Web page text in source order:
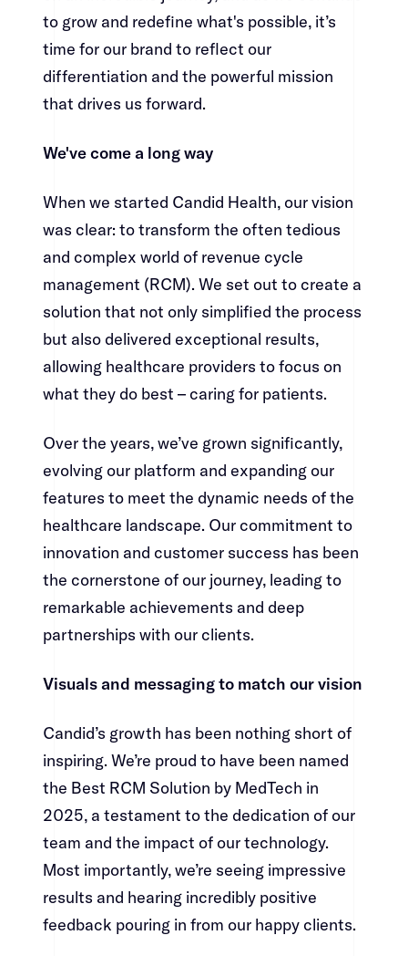
to grow and redefine what's possible, it’s
time for our brand to reflect our
differentiation and the powerful mission
that drives us forward.​​​​‌ ‍ ​‍​‍‌‍ ‌ ​‍‌‍‍‌‌‍‌ ‌‍‍‌‌‍ ‍​‍​‍​ ‍‍​‍​‍‌ ​ ‌‍​‌‌‍ ‍‌‍‍‌‌ ‌​‌ ‍‌​‍ ‍‌‍‍‌‌‍ ​‍​‍​‍ ​​‍​‍‌‍‍​‌ ​‍‌‍‌‌‌‍‌‍​‍​‍​ ‍‍​‍​‍‌‍‍​‌ ‌​‌ ‌​‌ ​​​ ‍‍​‍ ​‍ ‌‍ ​‌‍ ‌‍​ ‌‍​‌‌‍ ​‌‍‍​‌‍ ‌ ​ ‌ ‌​​ ‍‍​ ​ ​ ​ ​ ​ ​ ​ ​‍ ‌‍‍‌‌‍ ‍‌ ‌​‌‍‌‌‌‍ ‍‌ ‌​​‍ ‌‍‌‌‌‍‌​‌‍‍‌‌ ‌​​‍ ‌‍ ‌‌‍ ‌‍‌​‌‍‌‌​ ‌‌ ​​‌ ​‍‌‍‌‌‌ ​ ‌‍‌‌‌‍ ‍‌ ‌​‌‍​‌‌ ‌​‌‍‍‌‌‍ ‌‍ ‍​ ‍ ‌‍‍‌‌‍‌​​ ‌​ ‌‍‌‍‌‍​ ‍​​ ​​​ ​‌‌‍‌‍​ ​‌‌‍​ ​‍ ‌‌‍​ ​ ‌‌‌‍​‌​ ​ ​‍ ‌​ ‌​​ ​​​ ‌‍​ ​​​‍ ‌​ ‍‌​ ‌‌‌‍​‌​ ​​​‍ ‌​ ‌‍​ ‌​​ ‌​​ ‌‌‌‍​‍​ ​‍​ ‌ ‌‍​‌​ ​‌​ ​‍​ ​‍‌‍​‌​ ‍ ‌ ‌​‌ ‍‌‌ ​​‌‍‌‌​ ‌‌‍​‍‌‍ ​‌‍ ‌‍‌ ‌‌​​‌‍ ‌ ​ ‌ ‌​​ ‍ ‌ ​​‌‍​‌‌ ‌​‌‍‍​​ ‌‌‍​ ‌‍ ‌‍ ‍‌ ‌​‌‍‌‌‌‍ ‍‌ ‌​​‍‌‌​ ‌‌‌​​‍‌‌ ‌‍‍ ‌‍‌‌‌ ‍‌​‍‌‌​ ​ ‌​‌​​‍‌‌​ ​ ‌​‌​​‍‌‌​ ​‍​ ​‍‌‍​ ​ ​‍​ ​​​ ​‍​ ‌‍‌‍‌‌‌‍​ ​ ​‍‌‍​‍​ ‍‌‌‍​‍‌‍‌‌​‍‌‌​ ​‍​ ​‍​‍‌‌​ ‌‌‌​‌​​‍ ‍‌‍​ ‌‍‍​‌‍‍‌‌‍ ​‌‍‌​‌ ​‍‌‍‌‌‌‍ ‍​‍‌‌​ ‌‌‌​​‍‌‌ ‌‍‍ ‌‍‌‌‌ ‍‌​‍‌‌​ ​ ‌​‌​​‍‌‌​ ​ ‌​‌​​‍‌‌​ ​‍​ ​‍​ ‍‌‌‍​‌‌‍‌‌​ ‌‍‌‍‌‌​ ​‌​ ​​​ ​‍​ ​ ​ ​ ​ ‌‌​ ​‍​‍‌‌​ ​‍​ ​‍​‍‌‌​ ‌‌‌​‌​​‍ ‍‌ ‌​‌‍‌‌‌ ‍​‌ ‌​​ ‌‍​‍‌‍​‌‌ ​ ‌‍‌‌‌‌‌‌‌ ​‍‌‍ ​​ ‌‌‍‍​‌ ‌​‌ ‌​‌ ​​​‍‌‌​ ​ ‌​​‌​‍‌‌​ ​‍‌​‌‍​‍‌‌​ ​‍‌​‌‍‌‍ ​‌‍ ‌‍​ ‌‍​‌‌‍ ​‌‍‍​‌‍ ‌ ​ ‌ ‌​​‍‌‌​ ​ ‌​​‌​ ​ ​ ​ ​ ​ ​ ​ ​‍‌‍‌‍‍‌‌‍‌​​ ‌​ ‌‍‌‍‌‍​ ‍​​ ​​​ ​‌‌‍‌‍​ ​‌‌‍​ ​‍ ‌‌‍​ ​ ‌‌‌‍​‌​ ​ ​‍ ‌​ ‌​​ ​​​ ‌‍​ ​​​‍ ‌​ ‍‌​ ‌‌‌‍​‌​ ​​​‍ ‌​ ‌‍​ ‌​​ ‌​​ ‌‌‌‍​‍​ ​‍​ ‌ ‌‍​‌​ ​‌​ ​‍​ ​‍‌‍​‌​‍‌‍‌ ‌​‌ ‍‌‌ ​​‌‍‌‌​ ‌‌‍​‍‌‍ ​‌‍ ‌‍‌ ‌‌​​‌‍ ‌ ​ ‌ ‌​​‍‌‍‌ ​​‌‍​‌‌ ‌​‌‍‍​​ ‌‌‍​ ‌‍ ‌‍ ‍‌ ‌​‌‍‌‌‌‍ ‍‌ ‌​​‍‌‌​ ‌‌‌​​‍‌‌ ‌‍‍ ‌‍‌‌‌ ‍‌​‍‌‌​ ​ ‌​‌​​‍‌‌​ ​ ‌​‌​​‍‌‌​ ​‍​ ​‍‌‍​ ​ ​‍​ ​​​ ​‍​ ‌‍‌‍‌‌‌‍​ ​ ​‍‌‍​‍​ ‍‌‌‍​‍‌‍‌‌​‍‌‌​ ​‍​ ​‍​‍‌‌​ ‌‌‌​‌​​‍ ‍‌‍​ ‌‍‍​‌‍‍‌‌‍ ​‌‍‌​‌ ​‍‌‍‌‌‌‍ ‍​‍‌‌​ ‌‌‌​​‍‌‌ ‌‍‍ ‌‍‌‌‌ ‍‌​‍‌‌​ ​ ‌​‌​​‍‌‌​ ​ ‌​‌​​‍‌‌​ ​‍​ ​‍​ ‍‌‌‍​‌‌‍‌‌​ ‌‍‌‍‌‌​ ​‌​ ​​​ ​‍​ ​ ​ ​ ​ ‌‌​ ​‍​‍‌‌​ ​‍​ ​‍​‍‌‌​ ‌‌‌​‌​​‍ ‍‌ ‌​‌‍‌‌‌ ‍​‌ ‌​​‍‌‍‌ ​​‌‍‌‌‌ ​‍‌ ​ ‌ ​​‌‍‌‌‌‍​ ‌ ‌​‌‍‍‌‌ ‌‍‌‍‌‌​ ‌‌ ​​‌ ‌‌‌‍​‍‌‍ ​‌‍‍‌‌ ​ ‌‍‍​‌‍‌‌‌‍‌​​‍​‍‌ ‌
We've come a long way​​​​‌ ‍ ​‍​‍‌‍ ‌ ​‍‌‍‍‌‌‍‌ ‌‍‍‌‌‍ ‍​‍​‍​ ‍‍​‍​‍‌ ​ ‌‍​‌‌‍ ‍‌‍‍‌‌ ‌​‌ ‍‌​‍ ‍‌‍‍‌‌‍ ​‍​‍​‍ ​​‍​‍‌‍‍​‌ ​‍‌‍‌‌‌‍‌‍​‍​‍​ ‍‍​‍​‍‌‍‍​‌ ‌​‌ ‌​‌ ​​​ ‍‍​‍ ​‍ ‌‍ ​‌‍ ‌‍​ ‌‍​‌‌‍ ​‌‍‍​‌‍ ‌ ​ ‌ ‌​​ ‍‍​ ​ ​ ​ ​ ​ ​ ​ ​‍ ‌‍‍‌‌‍ ‍‌ ‌​‌‍‌‌‌‍ ‍‌ ‌​​‍ ‌‍‌‌‌‍‌​‌‍‍‌‌ ‌​​‍ ‌‍ ‌‌‍ ‌‍‌​‌‍‌‌​ ‌‌ ​​‌ ​‍‌‍‌‌‌ ​ ‌‍‌‌‌‍ ‍‌ ‌​‌‍​‌‌ ‌​‌‍‍‌‌‍ ‌‍ ‍​ ‍ ‌‍‍‌‌‍‌​​ ‌​ ‌‍‌‍‌‍​ ‍​​ ​​​ ​‌‌‍‌‍​ ​‌‌‍​ ​‍ ‌‌‍​ ​ ‌‌‌‍​‌​ ​ ​‍ ‌​ ‌​​ ​​​ ‌‍​ ​​​‍ ‌​ ‍‌​ ‌‌‌‍​‌​ ​​​‍ ‌​ ‌‍​ ‌​​ ‌​​ ‌‌‌‍​‍​ ​‍​ ‌ ‌‍​‌​ ​‌​ ​‍​ ​‍‌‍​‌​ ‍ ‌ ‌​‌ ‍‌‌ ​​‌‍‌‌​ ‌‌‍​‍‌‍ ​‌‍ ‌‍‌ ‌‌​​‌‍ ‌ ​ ‌ ‌​​ ‍ ‌ ​​‌‍​‌‌ ‌​‌‍‍​​ ‌‌‍​ ‌‍ ‌‍ ‍‌ ‌​‌‍‌‌‌‍ ‍‌ ‌​​‍‌‌​ ‌‌‌​​‍‌‌ ‌‍‍ ‌‍‌‌‌ ‍‌​‍‌‌​ ​ ‌​‌​​‍‌‌​ ​ ‌​‌​​‍‌‌​ ​‍​ ​‍​ ‌​​ ​‍​ ‌ ​ ‍‌​ ‌‍​ ‍​‌‍​‍‌‍​ ​ ‌ ​ ‌ ​ ​‌​ ​‍​‍‌‌​ ​‍​ ​‍​‍‌‌​ ‌‌‌​‌​​‍ ‍‌‍​ ‌‍‍​‌‍‍‌‌‍ ​‌‍‌​‌ ​‍‌‍‌‌‌‍ ‍​‍‌‌​ ‌‌‌​​‍‌‌ ‌‍‍ ‌‍‌‌‌ ‍‌​‍‌‌​ ​ ‌​‌​​‍‌‌​ ​ ‌​‌​​‍‌‌​ ​‍​ ​‍​ ‌​‌‍‌‌‌‍‌‌‌‍‌‌​ ‍‌​ ​ ​ ​ ‌‍‌‍‌‍‌‌‌‍​‍‌‍​ ‌‍​‍​‍‌‌​ ​‍​ ​‍​‍‌‌​ ‌‌‌​‌​​‍ ‍‌ ‌​‌‍‌‌‌ ‍​‌ ‌​​ ‌‍​‍‌‍​‌‌ ​ ‌‍‌‌‌‌‌‌‌ ​‍‌‍ ​​ ‌‌‍‍​‌ ‌​‌ ‌​‌ ​​​‍‌‌​ ​ ‌​​‌​‍‌‌​ ​‍‌​‌‍​‍‌‌​ ​‍‌​‌‍‌‍ ​‌‍ ‌‍​ ‌‍​‌‌‍ ​‌‍‍​‌‍ ‌ ​ ‌ ‌​​‍‌‌​ ​ ‌​​‌​ ​ ​ ​ ​ ​ ​ ​ ​‍‌‍‌‍‍‌‌‍‌​​ ‌​ ‌‍‌‍‌‍​ ‍​​ ​​​ ​‌‌‍‌‍​ ​‌‌‍​ ​‍ ‌‌‍​ ​ ‌‌‌‍​‌​ ​ ​‍ ‌​ ‌​​ ​​​ ‌‍​ ​​​‍ ‌​ ‍‌​ ‌‌‌‍​‌​ ​​​‍ ‌​ ‌‍​ ‌​​ ‌​​ ‌‌‌‍​‍​ ​‍​ ‌ ‌‍​‌​ ​‌​ ​‍​ ​‍‌‍​‌​‍‌‍‌ ‌​‌ ‍‌‌ ​​‌‍‌‌​ ‌‌‍​‍‌‍ ​‌‍ ‌‍‌ ‌‌​​‌‍ ‌ ​ ‌ ‌​​‍‌‍‌ ​​‌‍​‌‌ ‌​‌‍‍​​ ‌‌‍​ ‌‍ ‌‍ ‍‌ ‌​‌‍‌‌‌‍ ‍‌ ‌​​‍‌‌​ ‌‌‌​​‍‌‌ ‌‍‍ ‌‍‌‌‌ ‍‌​‍‌‌​ ​ ‌​‌​​‍‌‌​ ​ ‌​‌​​‍‌‌​ ​‍​ ​‍​ ‌​​ ​‍​ ‌ ​ ‍‌​ ‌‍​ ‍​‌‍​‍‌‍​ ​ ‌ ​ ‌ ​ ​‌​ ​‍​‍‌‌​ ​‍​ ​‍​‍‌‌​ ‌‌‌​‌​​‍ ‍‌‍​ ‌‍‍​‌‍‍‌‌‍ ​‌‍‌​‌ ​‍‌‍‌‌‌‍ ‍​‍‌‌​ ‌‌‌​​‍‌‌ ‌‍‍ ‌‍‌‌‌ ‍‌​‍‌‌​ ​ ‌​‌​​‍‌‌​ ​ ‌​‌​​‍‌‌​ ​‍​ ​‍​ ‌​‌‍‌‌‌‍‌‌‌‍‌‌​ ‍‌​ ​ ​ ​ ‌‍‌‍‌‍‌‌‌‍​‍‌‍​ ‌‍​‍​‍‌‌​ ​‍​ ​‍​‍‌‌​ ‌‌‌​‌​​‍ ‍‌ ‌​‌‍‌‌‌ ‍​‌ ‌​​‍‌‍‌ ​​‌‍‌‌‌ ​‍‌ ​ ‌ ​​‌‍‌‌‌‍​ ‌ ‌​‌‍‍‌‌ ‌‍‌‍‌‌​ ‌‌ ​​‌ ‌‌‌‍​‍‌‍ ​‌‍‍‌‌ ​ ‌‍‍​‌‍‌‌‌‍‌​​‍​‍‌ ‌
When we started Candid Health, our vision
was clear: to transform the often tedious
and complex world of revenue cycle
management (RCM). We set out to create a
solution that not only simplified the process
but also delivered exceptional results,
allowing healthcare providers to focus on
what they do best – caring for patients.​​​​‌ ‍ ​‍​‍‌‍ ‌ ​‍‌‍‍‌‌‍‌ ‌‍‍‌‌‍ ‍​‍​‍​ ‍‍​‍​‍‌ ​ ‌‍​‌‌‍ ‍‌‍‍‌‌ ‌​‌ ‍‌​‍ ‍‌‍‍‌‌‍ ​‍​‍​‍ ​​‍​‍‌‍‍​‌ ​‍‌‍‌‌‌‍‌‍​‍​‍​ ‍‍​‍​‍‌‍‍​‌ ‌​‌ ‌​‌ ​​​ ‍‍​‍ ​‍ ‌‍ ​‌‍ ‌‍​ ‌‍​‌‌‍ ​‌‍‍​‌‍ ‌ ​ ‌ ‌​​ ‍‍​ ​ ​ ​ ​ ​ ​ ​ ​‍ ‌‍‍‌‌‍ ‍‌ ‌​‌‍‌‌‌‍ ‍‌ ‌​​‍ ‌‍‌‌‌‍‌​‌‍‍‌‌ ‌​​‍ ‌‍ ‌‌‍ ‌‍‌​‌‍‌‌​ ‌‌ ​​‌ ​‍‌‍‌‌‌ ​ ‌‍‌‌‌‍ ‍‌ ‌​‌‍​‌‌ ‌​‌‍‍‌‌‍ ‌‍ ‍​ ‍ ‌‍‍‌‌‍‌​​ ‌​ ‌‍‌‍‌‍​ ‍​​ ​​​ ​‌‌‍‌‍​ ​‌‌‍​ ​‍ ‌‌‍​ ​ ‌‌‌‍​‌​ ​ ​‍ ‌​ ‌​​ ​​​ ‌‍​ ​​​‍ ‌​ ‍‌​ ‌‌‌‍​‌​ ​​​‍ ‌​ ‌‍​ ‌​​ ‌​​ ‌‌‌‍​‍​ ​‍​ ‌ ‌‍​‌​ ​‌​ ​‍​ ​‍‌‍​‌​ ‍ ‌ ‌​‌ ‍‌‌ ​​‌‍‌‌​ ‌‌‍​‍‌‍ ​‌‍ ‌‍‌ ‌‌​​‌‍ ‌ ​ ‌ ‌​​ ‍ ‌ ​​‌‍​‌‌ ‌​‌‍‍​​ ‌‌‍​ ‌‍ ‌‍ ‍‌ ‌​‌‍‌‌‌‍ ‍‌ ‌​​‍‌‌​ ‌‌‌​​‍‌‌ ‌‍‍ ‌‍‌‌‌ ‍‌​‍‌‌​ ​ ‌​‌​​‍‌‌​ ​ ‌​‌​​‍‌‌​ ​‍​ ​‍‌‍‌​‌‍​ ​ ‌‍​ ‍​‌‍‌‌​ ‍‌‌‍‌‌​ ​ ​ ‌ ​ ‌‍​ ​ ​ ​ ​‍‌‌​ ​‍​ ​‍​‍‌‌​ ‌‌‌​‌​​‍ ‍‌‍​ ‌‍‍​‌‍‍‌‌‍ ​‌‍‌​‌ ​‍‌‍‌‌‌‍ ‍​‍‌‌​ ‌‌‌​​‍‌‌ ‌‍‍ ‌‍‌‌‌ ‍‌​‍‌‌​ ​ ‌​‌​​‍‌‌​ ​ ‌​‌​​‍‌‌​ ​‍​ ​‍‌‍‌‍​ ‌​​ ​‌​ ‌ ​ ​‍​ ‌ ​ ‌ ​ ‌‌​ ‍‌‌‍‌‌‌‍‌‌‌‍‌​​‍‌‌​ ​‍​ ​‍​‍‌‌​ ‌‌‌​‌​​‍ ‍‌ ‌​‌‍‌‌‌ ‍​‌ ‌​​ ‌‍​‍‌‍​‌‌ ​ ‌‍‌‌‌‌‌‌‌ ​‍‌‍ ​​ ‌‌‍‍​‌ ‌​‌ ‌​‌ ​​​‍‌‌​ ​ ‌​​‌​‍‌‌​ ​‍‌​‌‍​‍‌‌​ ​‍‌​‌‍‌‍ ​‌‍ ‌‍​ ‌‍​‌‌‍ ​‌‍‍​‌‍ ‌ ​ ‌ ‌​​‍‌‌​ ​ ‌​​‌​ ​ ​ ​ ​ ​ ​ ​ ​‍‌‍‌‍‍‌‌‍‌​​ ‌​ ‌‍‌‍‌‍​ ‍​​ ​​​ ​‌‌‍‌‍​ ​‌‌‍​ ​‍ ‌‌‍​ ​ ‌‌‌‍​‌​ ​ ​‍ ‌​ ‌​​ ​​​ ‌‍​ ​​​‍ ‌​ ‍‌​ ‌‌‌‍​‌​ ​​​‍ ‌​ ‌‍​ ‌​​ ‌​​ ‌‌‌‍​‍​ ​‍​ ‌ ‌‍​‌​ ​‌​ ​‍​ ​‍‌‍​‌​‍‌‍‌ ‌​‌ ‍‌‌ ​​‌‍‌‌​ ‌‌‍​‍‌‍ ​‌‍ ‌‍‌ ‌‌​​‌‍ ‌ ​ ‌ ‌​​‍‌‍‌ ​​‌‍​‌‌ ‌​‌‍‍​​ ‌‌‍​ ‌‍ ‌‍ ‍‌ ‌​‌‍‌‌‌‍ ‍‌ ‌​​‍‌‌​ ‌‌‌​​‍‌‌ ‌‍‍ ‌‍‌‌‌ ‍‌​‍‌‌​ ​ ‌​‌​​‍‌‌​ ​ ‌​‌​​‍‌‌​ ​‍​ ​‍‌‍‌​‌‍​ ​ ‌‍​ ‍​‌‍‌‌​ ‍‌‌‍‌‌​ ​ ​ ‌ ​ ‌‍​ ​ ​ ​ ​‍‌‌​ ​‍​ ​‍​‍‌‌​ ‌‌‌​‌​​‍ ‍‌‍​ ‌‍‍​‌‍‍‌‌‍ ​‌‍‌​‌ ​‍‌‍‌‌‌‍ ‍​‍‌‌​ ‌‌‌​​‍‌‌ ‌‍‍ ‌‍‌‌‌ ‍‌​‍‌‌​ ​ ‌​‌​​‍‌‌​ ​ ‌​‌​​‍‌‌​ ​‍​ ​‍‌‍‌‍​ ‌​​ ​‌​ ‌ ​ ​‍​ ‌ ​ ‌ ​ ‌‌​ ‍‌‌‍‌‌‌‍‌‌‌‍‌​​‍‌‌​ ​‍​ ​‍​‍‌‌​ ‌‌‌​‌​​‍ ‍‌ ‌​‌‍‌‌‌ ‍​‌ ‌​​‍‌‍‌ ​​‌‍‌‌‌ ​‍‌ ​ ‌ ​​‌‍‌‌‌‍​ ‌ ‌​‌‍‍‌‌ ‌‍‌‍‌‌​ ‌‌ ​​‌ ‌‌‌‍​‍‌‍ ​‌‍‍‌‌ ​ ‌‍‍​‌‍‌‌‌‍‌​​‍​‍‌ ‌
Over the years, we’ve grown significantly,
evolving our platform and expanding our
features to meet the dynamic needs of the
healthcare landscape. Our commitment to
innovation and customer success has been
the cornerstone of our journey, leading to
remarkable achievements and deep
partnerships with our clients.​​​​‌ ‍ ​‍​‍‌‍ ‌ ​‍‌‍‍‌‌‍‌ ‌‍‍‌‌‍ ‍​‍​‍​ ‍‍​‍​‍‌ ​ ‌‍​‌‌‍ ‍‌‍‍‌‌ ‌​‌ ‍‌​‍ ‍‌‍‍‌‌‍ ​‍​‍​‍ ​​‍​‍‌‍‍​‌ ​‍‌‍‌‌‌‍‌‍​‍​‍​ ‍‍​‍​‍‌‍‍​‌ ‌​‌ ‌​‌ ​​​ ‍‍​‍ ​‍ ‌‍ ​‌‍ ‌‍​ ‌‍​‌‌‍ ​‌‍‍​‌‍ ‌ ​ ‌ ‌​​ ‍‍​ ​ ​ ​ ​ ​ ​ ​ ​‍ ‌‍‍‌‌‍ ‍‌ ‌​‌‍‌‌‌‍ ‍‌ ‌​​‍ ‌‍‌‌‌‍‌​‌‍‍‌‌ ‌​​‍ ‌‍ ‌‌‍ ‌‍‌​‌‍‌‌​ ‌‌ ​​‌ ​‍‌‍‌‌‌ ​ ‌‍‌‌‌‍ ‍‌ ‌​‌‍​‌‌ ‌​‌‍‍‌‌‍ ‌‍ ‍​ ‍ ‌‍‍‌‌‍‌​​ ‌​ ‌‍‌‍‌‍​ ‍​​ ​​​ ​‌‌‍‌‍​ ​‌‌‍​ ​‍ ‌‌‍​ ​ ‌‌‌‍​‌​ ​ ​‍ ‌​ ‌​​ ​​​ ‌‍​ ​​​‍ ‌​ ‍‌​ ‌‌‌‍​‌​ ​​​‍ ‌​ ‌‍​ ‌​​ ‌​​ ‌‌‌‍​‍​ ​‍​ ‌ ‌‍​‌​ ​‌​ ​‍​ ​‍‌‍​‌​ ‍ ‌ ‌​‌ ‍‌‌ ​​‌‍‌‌​ ‌‌‍​‍‌‍ ​‌‍ ‌‍‌ ‌‌​​‌‍ ‌ ​ ‌ ‌​​ ‍ ‌ ​​‌‍​‌‌ ‌​‌‍‍​​ ‌‌‍​ ‌‍ ‌‍ ‍‌ ‌​‌‍‌‌‌‍ ‍‌ ‌​​‍‌‌​ ‌‌‌​​‍‌‌ ‌‍‍ ‌‍‌‌‌ ‍‌​‍‌‌​ ​ ‌​‌​​‍‌‌​ ​ ‌​‌​​‍‌‌​ ​‍​ ​‍‌‍​ ​ ‌‌​ ‌‌‌‍​‌‌‍‌‍​ ‌‍‌‍‌​‌‍​ ​ ​‍‌‍​ ‌‍​ ​ ‍​​‍‌‌​ ​‍​ ​‍​‍‌‌​ ‌‌‌​‌​​‍ ‍‌‍​ ‌‍‍​‌‍‍‌‌‍ ​‌‍‌​‌ ​‍‌‍‌‌‌‍ ‍​‍‌‌​ ‌‌‌​​‍‌‌ ‌‍‍ ‌‍‌‌‌ ‍‌​‍‌‌​ ​ ‌​‌​​‍‌‌​ ​ ‌​‌​​‍‌‌​ ​‍​ ​‍​ ​​​ ​‍‌‍‌​​ ‍‌​ ​​​ ‌‌​ ​​‌‍‌​‌‍‌​​ ​‍​ ‌‌​ ‍​​‍‌‌​ ​‍​ ​‍​‍‌‌​ ‌‌‌​‌​​‍ ‍‌ ‌​‌‍‌‌‌ ‍​‌ ‌​​ ‌‍​‍‌‍​‌‌ ​ ‌‍‌‌‌‌‌‌‌ ​‍‌‍ ​​ ‌‌‍‍​‌ ‌​‌ ‌​‌ ​​​‍‌‌​ ​ ‌​​‌​‍‌‌​ ​‍‌​‌‍​‍‌‌​ ​‍‌​‌‍‌‍ ​‌‍ ‌‍​ ‌‍​‌‌‍ ​‌‍‍​‌‍ ‌ ​ ‌ ‌​​‍‌‌​ ​ ‌​​‌​ ​ ​ ​ ​ ​ ​ ​ ​‍‌‍‌‍‍‌‌‍‌​​ ‌​ ‌‍‌‍‌‍​ ‍​​ ​​​ ​‌‌‍‌‍​ ​‌‌‍​ ​‍ ‌‌‍​ ​ ‌‌‌‍​‌​ ​ ​‍ ‌​ ‌​​ ​​​ ‌‍​ ​​​‍ ‌​ ‍‌​ ‌‌‌‍​‌​ ​​​‍ ‌​ ‌‍​ ‌​​ ‌​​ ‌‌‌‍​‍​ ​‍​ ‌ ‌‍​‌​ ​‌​ ​‍​ ​‍‌‍​‌​‍‌‍‌ ‌​‌ ‍‌‌ ​​‌‍‌‌​ ‌‌‍​‍‌‍ ​‌‍ ‌‍‌ ‌‌​​‌‍ ‌ ​ ‌ ‌​​‍‌‍‌ ​​‌‍​‌‌ ‌​‌‍‍​​ ‌‌‍​ ‌‍ ‌‍ ‍‌ ‌​‌‍‌‌‌‍ ‍‌ ‌​​‍‌‌​ ‌‌‌​​‍‌‌ ‌‍‍ ‌‍‌‌‌ ‍‌​‍‌‌​ ​ ‌​‌​​‍‌‌​ ​ ‌​‌​​‍‌‌​ ​‍​ ​‍‌‍​ ​ ‌‌​ ‌‌‌‍​‌‌‍‌‍​ ‌‍‌‍‌​‌‍​ ​ ​‍‌‍​ ‌‍​ ​ ‍​​‍‌‌​ ​‍​ ​‍​‍‌‌​ ‌‌‌​‌​​‍ ‍‌‍​ ‌‍‍​‌‍‍‌‌‍ ​‌‍‌​‌ ​‍‌‍‌‌‌‍ ‍​‍‌‌​ ‌‌‌​​‍‌‌ ‌‍‍ ‌‍‌‌‌ ‍‌​‍‌‌​ ​ ‌​‌​​‍‌‌​ ​ ‌​‌​​‍‌‌​ ​‍​ ​‍​ ​​​ ​‍‌‍‌​​ ‍‌​ ​​​ ‌‌​ ​​‌‍‌​‌‍‌​​ ​‍​ ‌‌​ ‍​​‍‌‌​ ​‍​ ​‍​‍‌‌​ ‌‌‌​‌​​‍ ‍‌ ‌​‌‍‌‌‌ ‍​‌ ‌​​‍‌‍‌ ​​‌‍‌‌‌ ​‍‌ ​ ‌ ​​‌‍‌‌‌‍​ ‌ ‌​‌‍‍‌‌ ‌‍‌‍‌‌​ ‌‌ ​​‌ ‌‌‌‍​‍‌‍ ​‌‍‍‌‌ ​ ‌‍‍​‌‍‌‌‌‍‌​​‍​‍‌ ‌
Visuals and messaging to match our vision​​​​‌ ‍ ​‍​‍‌‍ ‌ ​‍‌‍‍‌‌‍‌ ‌‍‍‌‌‍ ‍​‍​‍​ ‍‍​‍​‍‌ ​ ‌‍​‌‌‍ ‍‌‍‍‌‌ ‌​‌ ‍‌​‍ ‍‌‍‍‌‌‍ ​‍​‍​‍ ​​‍​‍‌‍‍​‌ ​‍‌‍‌‌‌‍‌‍​‍​‍​ ‍‍​‍​‍‌‍‍​‌ ‌​‌ ‌​‌ ​​​ ‍‍​‍ ​‍ ‌‍ ​‌‍ ‌‍​ ‌‍​‌‌‍ ​‌‍‍​‌‍ ‌ ​ ‌ ‌​​ ‍‍​ ​ ​ ​ ​ ​ ​ ​ ​‍ ‌‍‍‌‌‍ ‍‌ ‌​‌‍‌‌‌‍ ‍‌ ‌​​‍ ‌‍‌‌‌‍‌​‌‍‍‌‌ ‌​​‍ ‌‍ ‌‌‍ ‌‍‌​‌‍‌‌​ ‌‌ ​​‌ ​‍‌‍‌‌‌ ​ ‌‍‌‌‌‍ ‍‌ ‌​‌‍​‌‌ ‌​‌‍‍‌‌‍ ‌‍ ‍​ ‍ ‌‍‍‌‌‍‌​​ ‌​ ‌‍‌‍‌‍​ ‍​​ ​​​ ​‌‌‍‌‍​ ​‌‌‍​ ​‍ ‌‌‍​ ​ ‌‌‌‍​‌​ ​ ​‍ ‌​ ‌​​ ​​​ ‌‍​ ​​​‍ ‌​ ‍‌​ ‌‌‌‍​‌​ ​​​‍ ‌​ ‌‍​ ‌​​ ‌​​ ‌‌‌‍​‍​ ​‍​ ‌ ‌‍​‌​ ​‌​ ​‍​ ​‍‌‍​‌​ ‍ ‌ ‌​‌ ‍‌‌ ​​‌‍‌‌​ ‌‌‍​‍‌‍ ​‌‍ ‌‍‌ ‌‌​​‌‍ ‌ ​ ‌ ‌​​ ‍ ‌ ​​‌‍​‌‌ ‌​‌‍‍​​ ‌‌‍​ ‌‍ ‌‍ ‍‌ ‌​‌‍‌‌‌‍ ‍‌ ‌​​‍‌‌​ ‌‌‌​​‍‌‌ ‌‍‍ ‌‍‌‌‌ ‍‌​‍‌‌​ ​ ‌​‌​​‍‌‌​ ​ ‌​‌​​‍‌‌​ ​‍​ ​‍​ ​​​ ​‍​ ‍‌​ ‌​‌‍​ ​ ‍​​ ‌ ‌‍​‌​ ‌ ​ ​‍‌‍‌​​ ‍​​‍‌‌​ ​‍​ ​‍​‍‌‌​ ‌‌‌​‌​​‍ ‍‌‍​ ‌‍‍​‌‍‍‌‌‍ ​‌‍‌​‌ ​‍‌‍‌‌‌‍ ‍​‍‌‌​ ‌‌‌​​‍‌‌ ‌‍‍ ‌‍‌‌‌ ‍‌​‍‌‌​ ​ ‌​‌​​‍‌‌​ ​ ‌​‌​​‍‌‌​ ​‍​ ​‍​ ​​​ ‌ ‌‍‌​‌‍‌​​ ‍‌​ ‌‍​ ‍​‌‍​‍​ ‌​​ ‌​​ ​‍​ ‌‍​‍‌‌​ ​‍​ ​‍​‍‌‌​ ‌‌‌​‌​​‍ ‍‌ ‌​‌‍‌‌‌ ‍​‌ ‌​​ ‌‍​‍‌‍​‌‌ ​ ‌‍‌‌‌‌‌‌‌ ​‍‌‍ ​​ ‌‌‍‍​‌ ‌​‌ ‌​‌ ​​​‍‌‌​ ​ ‌​​‌​‍‌‌​ ​‍‌​‌‍​‍‌‌​ ​‍‌​‌‍‌‍ ​‌‍ ‌‍​ ‌‍​‌‌‍ ​‌‍‍​‌‍ ‌ ​ ‌ ‌​​‍‌‌​ ​ ‌​​‌​ ​ ​ ​ ​ ​ ​ ​ ​‍‌‍‌‍‍‌‌‍‌​​ ‌​ ‌‍‌‍‌‍​ ‍​​ ​​​ ​‌‌‍‌‍​ ​‌‌‍​ ​‍ ‌‌‍​ ​ ‌‌‌‍​‌​ ​ ​‍ ‌​ ‌​​ ​​​ ‌‍​ ​​​‍ ‌​ ‍‌​ ‌‌‌‍​‌​ ​​​‍ ‌​ ‌‍​ ‌​​ ‌​​ ‌‌‌‍​‍​ ​‍​ ‌ ‌‍​‌​ ​‌​ ​‍​ ​‍‌‍​‌​‍‌‍‌ ‌​‌ ‍‌‌ ​​‌‍‌‌​ ‌‌‍​‍‌‍ ​‌‍ ‌‍‌ ‌‌​​‌‍ ‌ ​ ‌ ‌​​‍‌‍‌ ​​‌‍​‌‌ ‌​‌‍‍​​ ‌‌‍​ ‌‍ ‌‍ ‍‌ ‌​‌‍‌‌‌‍ ‍‌ ‌​​‍‌‌​ ‌‌‌​​‍‌‌ ‌‍‍ ‌‍‌‌‌ ‍‌​‍‌‌​ ​ ‌​‌​​‍‌‌​ ​ ‌​‌​​‍‌‌​ ​‍​ ​‍​ ​​​ ​‍​ ‍‌​ ‌​‌‍​ ​ ‍​​ ‌ ‌‍​‌​ ‌ ​ ​‍‌‍‌​​ ‍​​‍‌‌​ ​‍​ ​‍​‍‌‌​ ‌‌‌​‌​​‍ ‍‌‍​ ‌‍‍​‌‍‍‌‌‍ ​‌‍‌​‌ ​‍‌‍‌‌‌‍ ‍​‍‌‌​ ‌‌‌​​‍‌‌ ‌‍‍ ‌‍‌‌‌ ‍‌​‍‌‌​ ​ ‌​‌​​‍‌‌​ ​ ‌​‌​​‍‌‌​ ​‍​ ​‍​ ​​​ ‌ ‌‍‌​‌‍‌​​ ‍‌​ ‌‍​ ‍​‌‍​‍​ ‌​​ ‌​​ ​‍​ ‌‍​‍‌‌​ ​‍​ ​‍​‍‌‌​ ‌‌‌​‌​​‍ ‍‌ ‌​‌‍‌‌‌ ‍​‌ ‌​​‍‌‍‌ ​​‌‍‌‌‌ ​‍‌ ​ ‌ ​​‌‍‌‌‌‍​ ‌ ‌​‌‍‍‌‌ ‌‍‌‍‌‌​ ‌‌ ​​‌ ‌‌‌‍​‍‌‍ ​‌‍‍‌‌ ​ ‌‍‍​‌‍‌‌‌‍‌​​‍​‍‌ ‌
Candid’s growth has been nothing short of
inspiring. We’re proud to have been named
the Best RCM Solution by MedTech in
2025, a testament to the dedication of our
team and the impact of our technology.
Most importantly, we’re seeing impressive
results and hearing incredibly positive
feedback pouring in from our happy clients.​​​​‌ ‍ ​‍​‍‌‍ ‌ ​‍‌‍‍‌‌‍‌ ‌‍‍‌‌‍ ‍​‍​‍​ ‍‍​‍​‍‌ ​ ‌‍​‌‌‍ ‍‌‍‍‌‌ ‌​‌ ‍‌​‍ ‍‌‍‍‌‌‍ ​‍​‍​‍ ​​‍​‍‌‍‍​‌ ​‍‌‍‌‌‌‍‌‍​‍​‍​ ‍‍​‍​‍‌‍‍​‌ ‌​‌ ‌​‌ ​​​ ‍‍​‍ ​‍ ‌‍ ​‌‍ ‌‍​ ‌‍​‌‌‍ ​‌‍‍​‌‍ ‌ ​ ‌ ‌​​ ‍‍​ ​ ​ ​ ​ ​ ​ ​ ​‍ ‌‍‍‌‌‍ ‍‌ ‌​‌‍‌‌‌‍ ‍‌ ‌​​‍ ‌‍‌‌‌‍‌​‌‍‍‌‌ ‌​​‍ ‌‍ ‌‌‍ ‌‍‌​‌‍‌‌​ ‌‌ ​​‌ ​‍‌‍‌‌‌ ​ ‌‍‌‌‌‍ ‍‌ ‌​‌‍​‌‌ ‌​‌‍‍‌‌‍ ‌‍ ‍​ ‍ ‌‍‍‌‌‍‌​​ ‌​ ‌‍‌‍‌‍​ ‍​​ ​​​ ​‌‌‍‌‍​ ​‌‌‍​ ​‍ ‌‌‍​ ​ ‌‌‌‍​‌​ ​ ​‍ ‌​ ‌​​ ​​​ ‌‍​ ​​​‍ ‌​ ‍‌​ ‌‌‌‍​‌​ ​​​‍ ‌​ ‌‍​ ‌​​ ‌​​ ‌‌‌‍​‍​ ​‍​ ‌ ‌‍​‌​ ​‌​ ​‍​ ​‍‌‍​‌​ ‍ ‌ ‌​‌ ‍‌‌ ​​‌‍‌‌​ ‌‌‍​‍‌‍ ​‌‍ ‌‍‌ ‌‌​​‌‍ ‌ ​ ‌ ‌​​ ‍ ‌ ​​‌‍​‌‌ ‌​‌‍‍​​ ‌‌‍​ ‌‍ ‌‍ ‍‌ ‌​‌‍‌‌‌‍ ‍‌ ‌​​‍‌‌​ ‌‌‌​​‍‌‌ ‌‍‍ ‌‍‌‌‌ ‍‌​‍‌‌​ ​ ‌​‌​​‍‌‌​ ​ ‌​‌​​‍‌‌​ ​‍​ ​‍‌‍​‍​ ​‍​ ‌‍​ ‌‍​ ‌‍​ ‌‌​ ‌ ‌‍​‍‌‍‌​​ ‌‌​ ​​​ ‌‍​‍‌‌​ ​‍​ ​‍​‍‌‌​ ‌‌‌​‌​​‍ ‍‌‍​ ‌‍‍​‌‍‍‌‌‍ ​‌‍‌​‌ ​‍‌‍‌‌‌‍ ‍​‍‌‌​ ‌‌‌​​‍‌‌ ‌‍‍ ‌‍‌‌‌ ‍‌​‍‌‌​ ​ ‌​‌​​‍‌‌​ ​ ‌​‌​​‍‌‌​ ​‍​ ​‍​ ‌ ​ ​‌​ ​ ​ ‍‌​ ‌‌‌‍‌‌​ ‌‌​ ‌‌​ ‍‌​ ‌​​ ‍​‌‍‌​​‍‌‌​ ​‍​ ​‍​‍‌‌​ ‌‌‌​‌​​‍ ‍‌ ‌​‌‍‌‌‌ ‍​‌ ‌​​ ‌‍​‍‌‍​‌‌ ​ ‌‍‌‌‌‌‌‌‌ ​‍‌‍ ​​ ‌‌‍‍​‌ ‌​‌ ‌​‌ ​​​‍‌‌​ ​ ‌​​‌​‍‌‌​ ​‍‌​‌‍​‍‌‌​ ​‍‌​‌‍‌‍ ​‌‍ ‌‍​ ‌‍​‌‌‍ ​‌‍‍​‌‍ ‌ ​ ‌ ‌​​‍‌‌​ ​ ‌​​‌​ ​ ​ ​ ​ ​ ​ ​ ​‍‌‍‌‍‍‌‌‍‌​​ ‌​ ‌‍‌‍‌‍​ ‍​​ ​​​ ​‌‌‍‌‍​ ​‌‌‍​ ​‍ ‌‌‍​ ​ ‌‌‌‍​‌​ ​ ​‍ ‌​ ‌​​ ​​​ ‌‍​ ​​​‍ ‌​ ‍‌​ ‌‌‌‍​‌​ ​​​‍ ‌​ ‌‍​ ‌​​ ‌​​ ‌‌‌‍​‍​ ​‍​ ‌ ‌‍​‌​ ​‌​ ​‍​ ​‍‌‍​‌​‍‌‍‌ ‌​‌ ‍‌‌ ​​‌‍‌‌​ ‌‌‍​‍‌‍ ​‌‍ ‌‍‌ ‌‌​​‌‍ ‌ ​ ‌ ‌​​‍‌‍‌ ​​‌‍​‌‌ ‌​‌‍‍​​ ‌‌‍​ ‌‍ ‌‍ ‍‌ ‌​‌‍‌‌‌‍ ‍‌ ‌​​‍‌‌​ ‌‌‌​​‍‌‌ ‌‍‍ ‌‍‌‌‌ ‍‌​‍‌‌​ ​ ‌​‌​​‍‌‌​ ​ ‌​‌​​‍‌‌​ ​‍​ ​‍‌‍​‍​ ​‍​ ‌‍​ ‌‍​ ‌‍​ ‌‌​ ‌ ‌‍​‍‌‍‌​​ ‌‌​ ​​​ ‌‍​‍‌‌​ ​‍​ ​‍​‍‌‌​ ‌‌‌​‌​​‍ ‍‌‍​ ‌‍‍​‌‍‍‌‌‍ ​‌‍‌​‌ ​‍‌‍‌‌‌‍ ‍​‍‌‌​ ‌‌‌​​‍‌‌ ‌‍‍ ‌‍‌‌‌ ‍‌​‍‌‌​ ​ ‌​‌​​‍‌‌​ ​ ‌​‌​​‍‌‌​ ​‍​ ​‍​ ‌ ​ ​‌​ ​ ​ ‍‌​ ‌‌‌‍‌‌​ ‌‌​ ‌‌​ ‍‌​ ‌​​ ‍​‌‍‌​​‍‌‌​ ​‍​ ​‍​‍‌‌​ ‌‌‌​‌​​‍ ‍‌ ‌​‌‍‌‌‌ ‍​‌ ‌​​‍‌‍‌ ​​‌‍‌‌‌ ​‍‌ ​ ‌ ​​‌‍‌‌‌‍​ ‌ ‌​‌‍‍‌‌ ‌‍‌‍‌‌​ ‌‌ ​​‌ ‌‌‌‍​‍‌‍ ​‌‍‍‌‌ ​ ‌‍‍​‌‍‌‌‌‍‌​​‍​‍‌ ‌